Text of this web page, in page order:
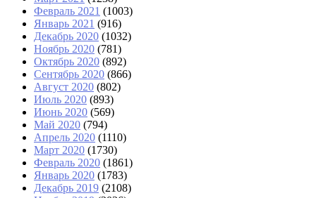
Февраль 2021 (1003)
Январь 2021 (916)
Декабрь 2020 (1032)
Ноябрь 2020 (781)
Октябрь 2020 (892)
Сентябрь 2020 (866)
Август 2020 (802)
Июль 2020 (893)
Июнь 2020 (569)
Май 2020 (794)
Апрель 2020 (1110)
Март 2020 (1730)
Февраль 2020 (1861)
Январь 2020 (1783)
Декабрь 2019 (2108)